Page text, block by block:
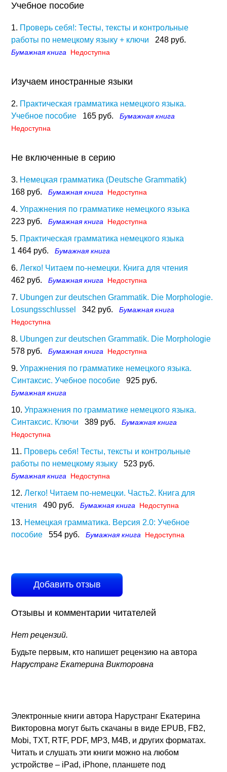
Учебное пособие
1. Проверь себя!: Тесты, тексты и контрольные
работы по немецкому языку + ключи
248 руб.
Бумажная книга Недоступна
Изучаем иностранные языки
2. Практическая грамматика немецкого языка.
Учебное пособие
165 руб.
Бумажная книга
Недоступна
Не включенные в серию
3. Немецкая грамматика (Deutsche Grammatik)
168 руб.
Бумажная книга Недоступна
4. Упражнения по грамматике немецкого языка
223 руб.
Бумажная книга Недоступна
5. Практическая грамматика немецкого языка
1 464 руб.
Бумажная книга
6. Легко! Читаем по-немецки. Книга для чтения
462 руб.
Бумажная книга Недоступна
7. Ubungen zur deutschen Grammatik. Die Morphologie.
Losungsschlussel
342 руб.
Бумажная книга
Недоступна
8. Ubungen zur deutschen Grammatik. Die Morphologie
578 руб.
Бумажная книга Недоступна
9. Упражнения по грамматике немецкого языка.
Синтаксис. Учебное пособие
925 руб.
Бумажная книга
10. Упражнения по грамматике немецкого языка.
Синтаксис. Ключи
389 руб.
Бумажная книга
Недоступна
11. Проверь себя! Тесты, тексты и контрольные
работы по немецкому языку
523 руб.
Бумажная книга Недоступна
12. Легко! Читаем по-немецки. Часть2. Книга для
чтения
490 руб. Бумажная книга Недоступна
13. Немецкая грамматика. Версия 2.0: Учебное
пособие
554 руб. Бумажная книга Недоступна
Добавить отзыв
Отзывы и комментарии читателей
Нет рецензий.
Будьте первым, кто напишет рецензию на автора
Нарустранг Екатерина Викторовна
Электронные книги автора Нарустранг Екатерина
Викторовна могут быть скачаны в виде EPUB, FB2,
Mobi, TXT, RTF, PDF, MP3, M4B, и других форматах.
Читать и слушать эти книги можно на любом
устройстве – iPad, iPhone, планшете под